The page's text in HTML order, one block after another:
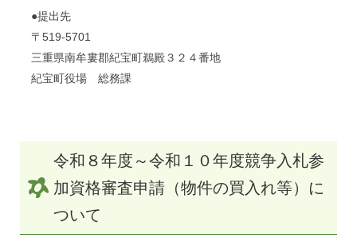
●提出先
〒519-5701
三重県南牟婁郡紀宝町鵜殿３２４番地
紀宝町役場 総務課
令和８年度～令和１０年度競争入札参
加資格審査申請（物件の買入れ等）に
ついて